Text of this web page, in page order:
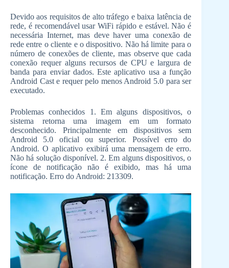
Devido aos requisitos de alto tráfego e baixa latência de
rede, é recomendável usar WiFi rápido e estável. Não é
necessária Internet, mas deve haver uma conexão de
rede entre o cliente e o dispositivo. Não há limite para o
número de conexões de cliente, mas observe que cada
conexão requer alguns recursos de CPU e largura de
banda para enviar dados. Este aplicativo usa a função
Android Cast e requer pelo menos Android 5.0 para ser
executado.
Problemas conhecidos 1. Em alguns dispositivos, o
sistema retorna uma imagem em um formato
desconhecido. Principalmente em dispositivos sem
Android 5.0 oficial ou superior. Possível erro do
Android. O aplicativo exibirá uma mensagem de erro.
Não há solução disponível. 2. Em alguns dispositivos, o
ícone de notificação não é exibido, mas há uma
notificação. Erro do Android: 213309.